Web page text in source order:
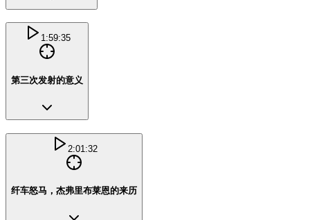
1:59:35
第三次发射的意义
2:01:32
纤车怒马，杰弗里布莱恩的来历